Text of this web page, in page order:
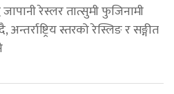
जापानी रेस्लर तात्सुमी फुजिनामी
स्तरको रेस्लिङ र सङ्गीत